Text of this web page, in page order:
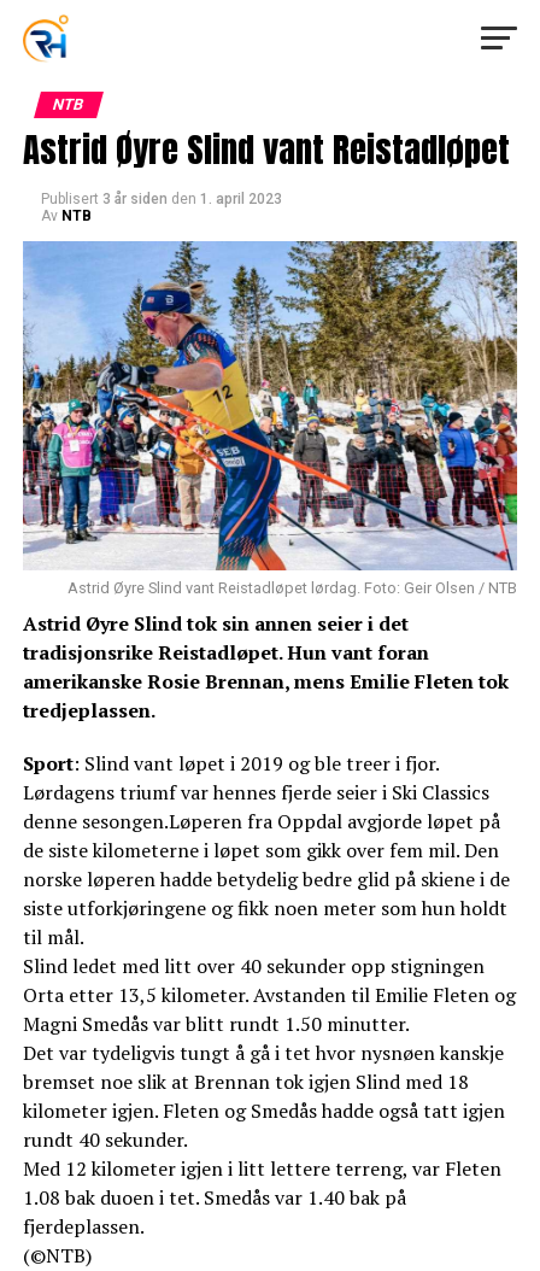
NTB
Astrid Øyre Slind vant Reistadløpet
Publisert 3 år siden den 1. april 2023
Av NTB
Astrid Øyre Slind vant Reistadløpet lørdag. Foto: Geir Olsen / NTB
Astrid Øyre Slind tok sin annen seier i det
tradisjonsrike Reistadløpet. Hun vant foran
amerikanske Rosie Brennan, mens Emilie Fleten tok
tredjeplassen.
Sport: Slind vant løpet i 2019 og ble treer i fjor.
Lørdagens triumf var hennes fjerde seier i Ski Classics
denne sesongen.Løperen fra Oppdal avgjorde løpet på
de siste kilometerne i løpet som gikk over fem mil. Den
norske løperen hadde betydelig bedre glid på skiene i de
siste utforkjøringene og fikk noen meter som hun holdt
til mål.
Slind ledet med litt over 40 sekunder opp stigningen
Orta etter 13,5 kilometer. Avstanden til Emilie Fleten og
Magni Smedås var blitt rundt 1.50 minutter.
Det var tydeligvis tungt å gå i tet hvor nysnøen kanskje
bremset noe slik at Brennan tok igjen Slind med 18
kilometer igjen. Fleten og Smedås hadde også tatt igjen
rundt 40 sekunder.
Med 12 kilometer igjen i litt lettere terreng, var Fleten
1.08 bak duoen i tet. Smedås var 1.40 bak på
fjerdeplassen.
(©NTB)